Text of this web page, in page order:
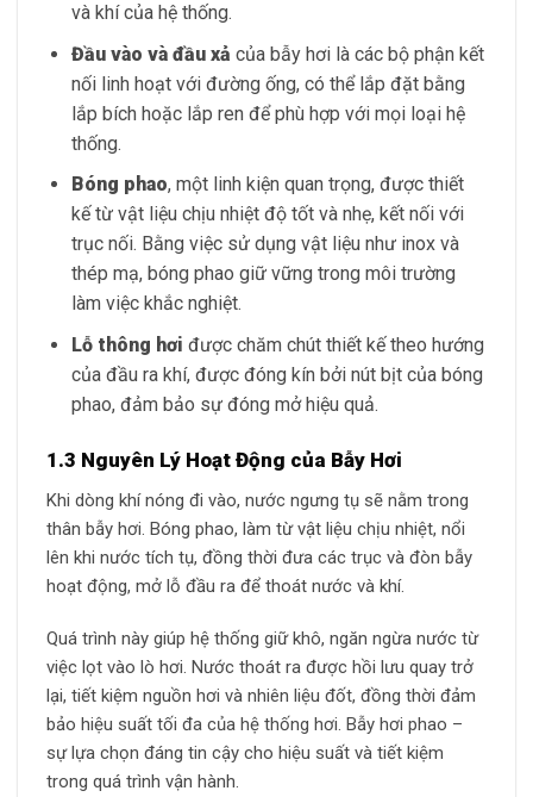
và khí của hệ thống.
Đầu vào và đầu xả của bẫy hơi là các bộ phận kết
nối linh hoạt với đường ống, có thể lắp đặt bằng
lắp bích hoặc lắp ren để phù hợp với mọi loại hệ
thống.
Bóng phao, một linh kiện quan trọng, được thiết
kế từ vật liệu chịu nhiệt độ tốt và nhẹ, kết nối với
trục nối. Bằng việc sử dụng vật liệu như inox và
thép mạ, bóng phao giữ vững trong môi trường
làm việc khắc nghiệt.
Lỗ thông hơi được chăm chút thiết kế theo hướng
của đầu ra khí, được đóng kín bởi nút bịt của bóng
phao, đảm bảo sự đóng mở hiệu quả.
1.3 Nguyên Lý Hoạt Động của Bẫy Hơi
Khi dòng khí nóng đi vào, nước ngưng tụ sẽ nằm trong
thân bẫy hơi. Bóng phao, làm từ vật liệu chịu nhiệt, nổi
lên khi nước tích tụ, đồng thời đưa các trục và đòn bẫy
hoạt động, mở lỗ đầu ra để thoát nước và khí.
Quá trình này giúp hệ thống giữ khô, ngăn ngừa nước từ
việc lọt vào lò hơi. Nước thoát ra được hồi lưu quay trở
lại, tiết kiệm nguồn hơi và nhiên liệu đốt, đồng thời đảm
bảo hiệu suất tối đa của hệ thống hơi. Bẫy hơi phao –
sự lựa chọn đáng tin cậy cho hiệu suất và tiết kiệm
trong quá trình vận hành.